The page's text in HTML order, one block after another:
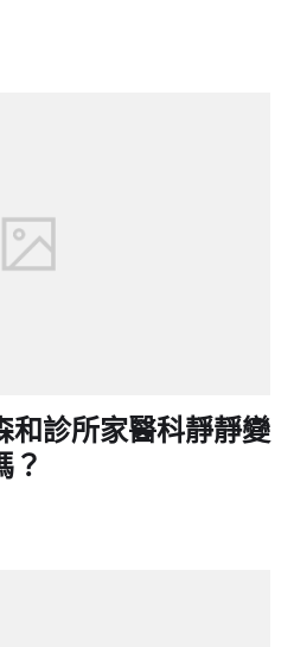
和診所家醫科靜靜變
？